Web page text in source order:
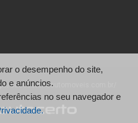
saocaetanoautomoveis.com.br/
o desempenho do site,
e anúncios.
no seu navegador e